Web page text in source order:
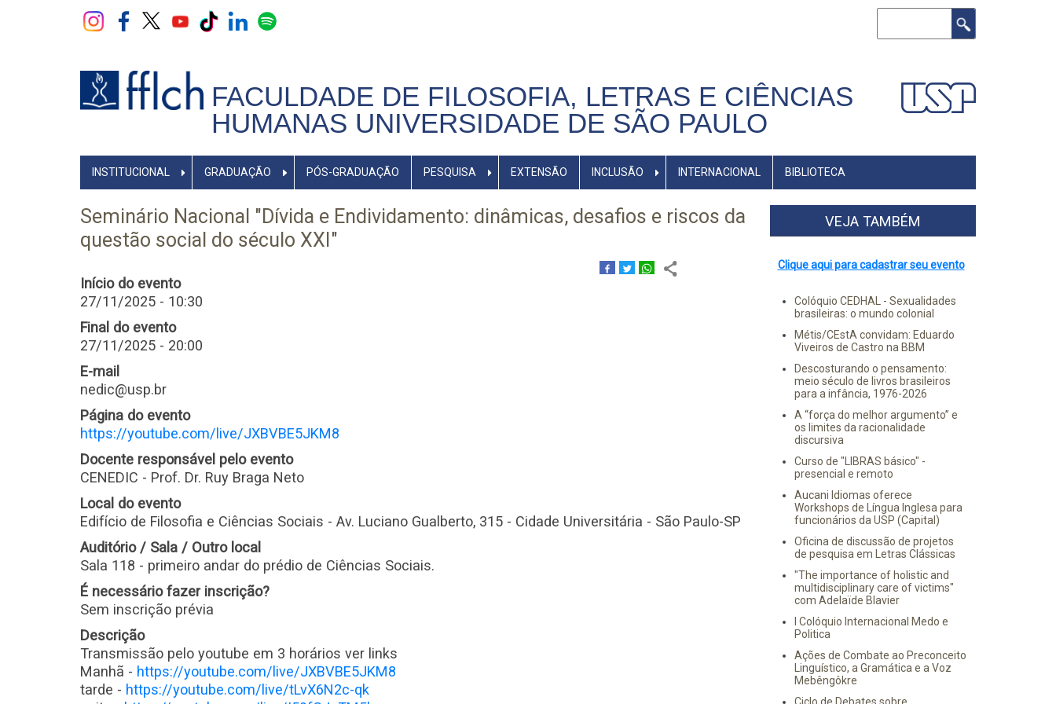
FACULDADE DE FILOSOFIA, LETRAS E CIÊNCIAS
HUMANAS UNIVERSIDADE DE SÃO PAULO
NAVEGADOR
PRINCIPAL
INSTITUCIONAL GRADUAÇÃO PÓS-GRADUAÇÃO PESQUISA EXTENSÃO INCLUSÃO INTERNACIONAL BIBLIOTECA
Seminário Nacional "Dívida e Endividamento: dinâmicas, desafios e riscos da
questão social do século XXI"
Início do evento
27/11/2025 - 10:30
Final do evento
27/11/2025 - 20:00
E-mail
nedic@usp.br
Página do evento
https://youtube.com/live/JXBVBE5JKM8
Docente responsável pelo evento
CENEDIC - Prof. Dr. Ruy Braga Neto
Local do evento
Edifício de Filosofia e Ciências Sociais - Av. Luciano Gualberto, 315 - Cidade Universitária - São Paulo-SP
Auditório / Sala / Outro local
Sala 118 - primeiro andar do prédio de Ciências Sociais.
É necessário fazer inscrição?
Sem inscrição prévia
Descrição
Transmissão pelo youtube em 3 horários ver links
Manhã - https://youtube.com/live/JXBVBE5JKM8
tarde - https://youtube.com/live/tLvX6N2c-qk
VEJA TAMBÉM
Clique aqui para cadastrar seu evento
Colóquio CEDHAL - Sexualidades
brasileiras: o mundo colonial
Métis/CEstA convidam: Eduardo
Viveiros de Castro na BBM
Descosturando o pensamento:
meio século de livros brasileiros
para a infância, 1976-2026
A “força do melhor argumento” e
os limites da racionalidade
discursiva
Curso de "LIBRAS básico" -
presencial e remoto
Aucani Idiomas oferece
Workshops de Língua Inglesa para
funcionários da USP (Capital)
Oficina de discussão de projetos
de pesquisa em Letras Clássicas
"The importance of holistic and
multidisciplinary care of victims"
com Adelaïde Blavier
I Colóquio Internacional Medo e
Politica
Ações de Combate ao Preconceito
Linguístico, a Gramática e a Voz
Mebêngôkre